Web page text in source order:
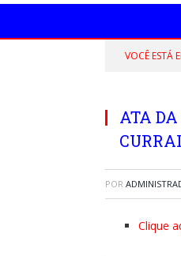
VOCÊ ESTÁ
ATA
POR
Clique